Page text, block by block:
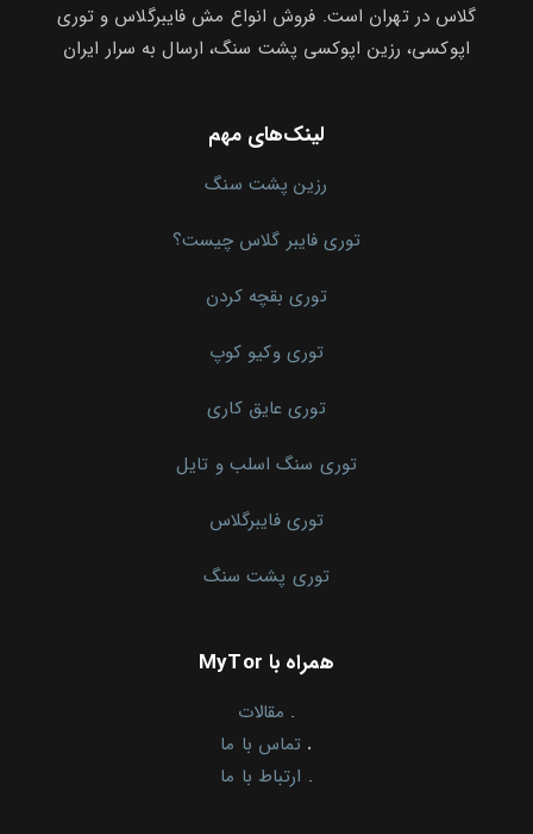
گلاس در تهران است. فروش انواع مش فایبرگلاس و توری
اپوکسی، رزین اپوکسی پشت سنگ، ارسال به سرار ایران
لینک‌های مهم
رزین پشت سنگ
توری فایبر گلاس چیست؟
توری بقچه کردن
توری وکیو کوپ
توری عایق کاری
توری سنگ اسلب و تایل
توری فایبرگلاس
توری پشت سنگ
همراه با MyTor
. مقالات
. تماس با ما
. ارتباط با ما